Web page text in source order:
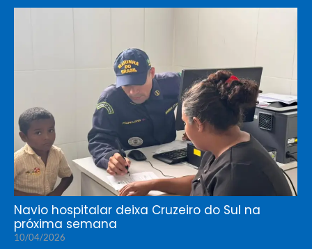
Navio hospitalar deixa Cruzeiro do Sul na
próxima semana
10/04/2026